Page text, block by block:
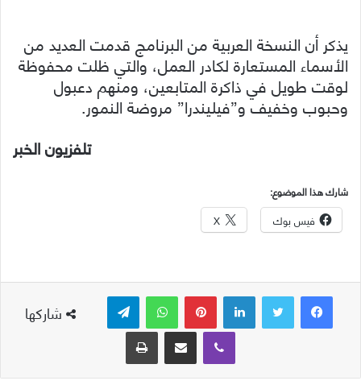
يذكر أن النسخة العربية من البرنامج قدمت العديد من
الأسماء المستعارة لكادر العمل، والتي ظلت محفوظة
لوقت طويل في ذاكرة المتابعين، ومنهم دعبول
وحبوب وخفيف و”فيليندرا” مروضة النمور.
تلفزيون الخبر
شارك هذا الموضوع:
فيس بوك X
شاركها
لينكدإن بينتيريست واتساب
ڤايبر
مشاركة عبر البريد طباعة